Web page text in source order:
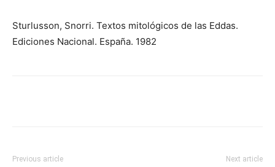
Sturlusson, Snorri. Textos mitológicos de las Eddas.
Ediciones Nacional. España. 1982
Previous article Next article